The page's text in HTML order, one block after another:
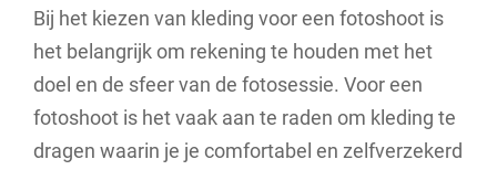
Bij het kiezen van kleding voor een fotoshoot is
het belangrijk om rekening te houden met het
doel en de sfeer van de fotosessie. Voor een
fotoshoot is het vaak aan te raden om kleding te
dragen waarin je je comfortabel en zelfverzekerd